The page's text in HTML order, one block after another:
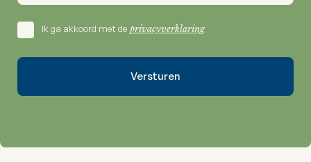
Ik ga akkoord met de privacyverklaring